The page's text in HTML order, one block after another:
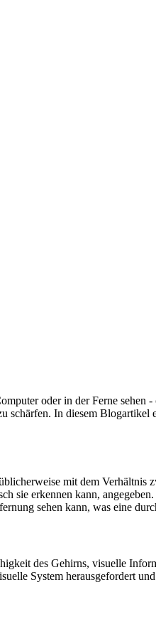
oder in der Ferne sehen
In diesem
mit dem Verhältnis
sie erkennen kann,
sehen kann, was eine
des Gehirns, visuelle
System herausgefordert